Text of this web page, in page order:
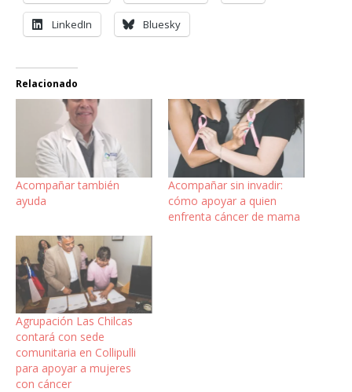
LinkedIn Bluesky
Relacionado
Acompañar también
ayuda
Acompañar sin invadir:
cómo apoyar a quien
enfrenta cáncer de mama
Agrupación Las Chilcas
contará con sede
comunitaria en Collipulli
para apoyar a mujeres
con cáncer